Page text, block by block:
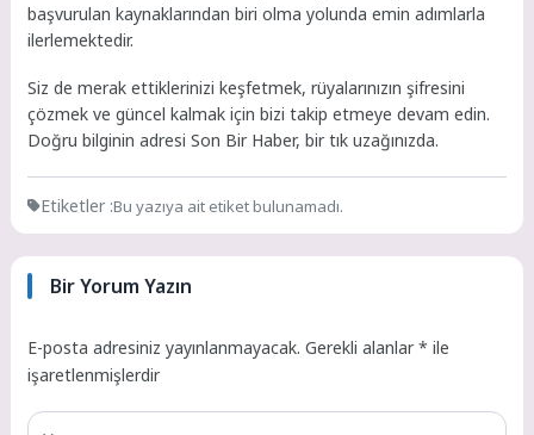
başvurulan kaynaklarından biri olma yolunda emin adımlarla
ilerlemektedir.
Siz de merak ettiklerinizi keşfetmek, rüyalarınızın şifresini
çözmek ve güncel kalmak için bizi takip etmeye devam edin.
Doğru bilginin adresi Son Bir Haber, bir tık uzağınızda.
Etiketler :Bu yazıya ait etiket bulunamadı.
Bir Yorum Yazın
E-posta adresiniz yayınlanmayacak. Gerekli alanlar* ile
işaretlenmişlerdir